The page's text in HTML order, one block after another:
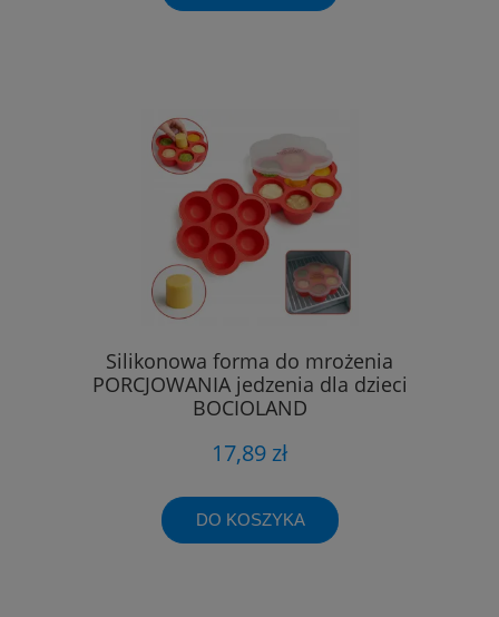
Silikonowa forma do mrożenia
PORCJOWANIA jedzenia dla dzieci
BOCIOLAND
17,89 zł
DO KOSZYKA